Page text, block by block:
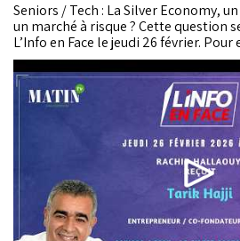
Seniors / Tech : La Silver Economy,
un marché à risque ? Cette question
L’Info en Face le jeudi 26 février.
Hallaouy reçoit Tarik Hajji,
Tiqqa, une offre de services IT